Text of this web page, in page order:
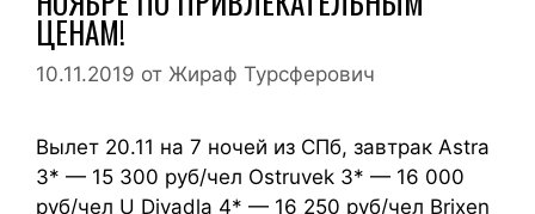
ЦЕНАМ!
10.11.2019 от Жираф Турсферович
Вылет 20.11 на 7 ночей из СПб, завтрак Astra
3* — 15 300 руб/чел Ostruvek 3* — 16 000
руб/чел U Divadla 4* — 16 250 руб/чел Brixen